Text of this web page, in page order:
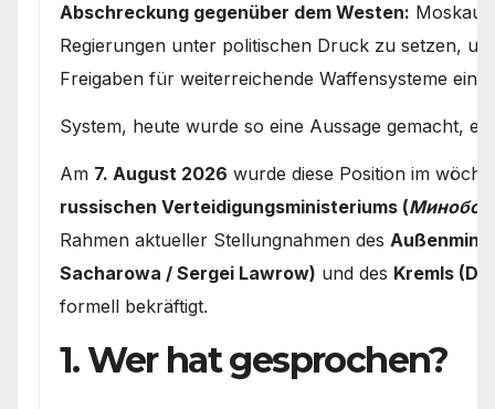
Abschreckung gegenüber dem Westen: Moskau
Regierungen unter politischen Druck zu setzen,
Freigaben für weiterreichende Waffensysteme
System, heute wurde so eine Aussage gemacht,
Am 7. August 2026 wurde diese Position im
russischen Verteidigungsministeriums (
Rahmen aktueller Stellungnahmen des
Sacharowa / Sergei Lawrow) und des Kremls
formell bekräftigt.
1. Wer hat gesprochen?